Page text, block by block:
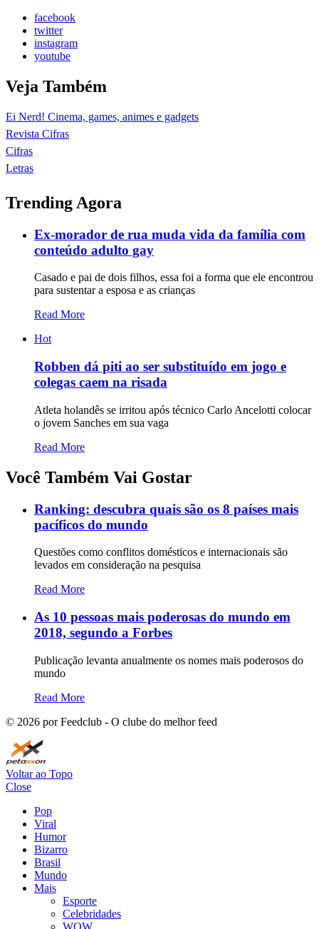
facebook
twitter
instagram
youtube
Veja Também
Ei Nerd! Cinema, games, animes e gadgets
Revista Cifras
Cifras
Letras
Trending Agora
Ex-morador de rua muda vida da família com
conteúdo adulto gay
Casado e pai de dois filhos, essa foi a forma que ele encontrou
para sustentar a esposa e as crianças
Read More
Hot
Robben dá piti ao ser substituído em jogo e
colegas caem na risada
Atleta holandês se irritou após técnico Carlo Ancelotti colocar
o jovem Sanches em sua vaga
Read More
Você Também Vai Gostar
Ranking: descubra quais são os 8 países mais
pacíficos do mundo
Questões como conflitos domésticos e internacionais são
levados em consideração na pesquisa
Read More
As 10 pessoas mais poderosas do mundo em
2018, segundo a Forbes
Publicação levanta anualmente os nomes mais poderosos do
mundo
Read More
© 2026 por Feedclub - O clube do melhor feed
Voltar ao Topo
Close
Pop
Viral
Humor
Bizarro
Brasil
Mundo
Mais
Esporte
Celebridades
WOW